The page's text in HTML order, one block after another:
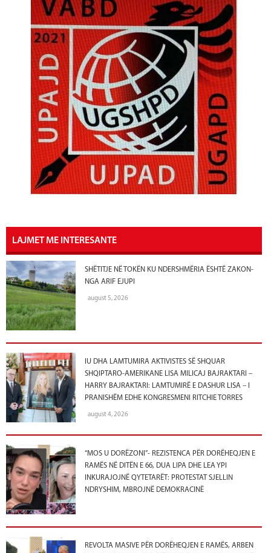
LAJMET ME INTERESANTE
SHËTITJE NË TOKËN KU NDERSHMËRIA ËSHTË ZAKON-
NGA ARIF EJUPI
august 5, 2026
IU DHA LAMTUMIRA AKTIVISTES SË SHQUAR
SHQIPTARO-AMERIKANE LISA MILICAJ BAJRAKTARI –
HARRY BAJRAKTARI: LAMTUMIRË E DASHUR LISA – I
PRANISHËM EDHE KONGRESMENI RITCHIE TORRES
august 4, 2026
“MOS U DORËZONI”- REZISTENCA PËR DORËHEQJEN E
RAMËS NË DITËN E 66, DUA LIPA DHE LEA YPI
INKURAJOJNË QYTETARËT: PROTESTAT SJELLIN
NDRYSHIM, MBROJNË DEMOKRACINË
REVOLTA MASIVE PËR DORËHEQJEN E RAMËS, ARBEN